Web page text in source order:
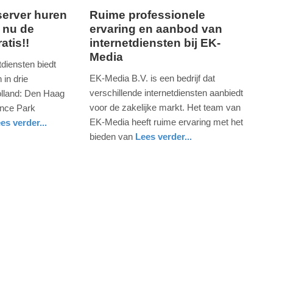
huren
de
biedt
in drie
Den Haag
Park
verder...
woensdag,
14.
september
2016
Update:
Ruime professionele
ervaring en aanbod van
internetdiensten bij EK-
Media
EK-Media B.V. is een bedrijf dat
verschillende internetdiensten aanbiedt
voor de zakelijke markt. Het team van
EK-Media heeft ruime ervaring met het
bieden van Lees verder...